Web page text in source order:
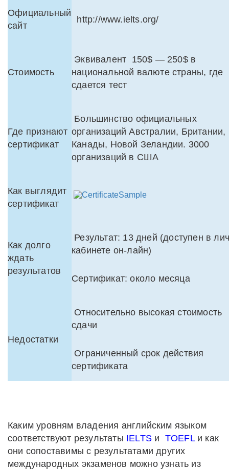
Официальный
сайт
http://www.ielts.org/
Стоимость
Эквивалент 150$ — 250$ в
национальной валюте страны, где
сдается тест
Где признают
сертификат
Большинство официальных
организаций Австралии, Британии,
Канады, Новой Зеландии. 3000
организаций в США
Как выглядит
сертификат
Как долго
ждать
результатов
Результат: 13 дней (доступен в
кабинете он-лайн)
Сертификат: около месяца
Недостатки
Относительно высокая стоимость
сдачи
Ограниченный срок действия
сертификата
Каким уровням владения английским языком
соответствуют результаты IELTS и TOEFLи как
они сопоставимы с результатами других
международных экзаменов можно узнать из